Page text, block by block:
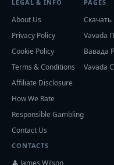
LEGAL & INFO
About Us
Privacy Policy
Cookie Policy
Terms & Conditions
Affiliate Disclosure
How We Rate
Responsible Gambling
Contact Us
PAGES
Скачать
Vavada
Вавада
Vavada
CONTACTS
👤 James Wilson